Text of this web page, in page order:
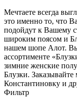
Мечтаете всегда
это именно то, что
подойдут к Вашему
широким поясом и
нашем шопе Алот.
ассортименте
зимние женские
Блузки.
Константиновку и
Фильтр